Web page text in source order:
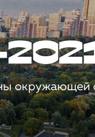
окружающей